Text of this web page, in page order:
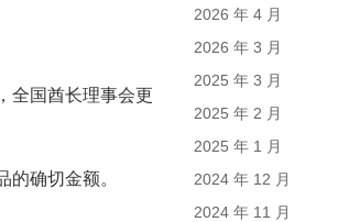
全国酋长理事会更
确切金额。
2026 年 4 月
2026 年 3 月
2025 年 3 月
2025 年 2 月
2025 年 1 月
2024 年 12 月
2024 年 11 月